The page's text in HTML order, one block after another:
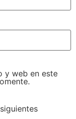
y web en este